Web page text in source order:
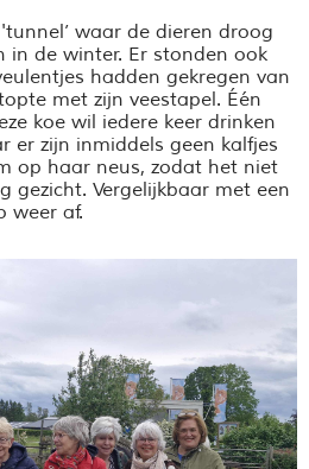
waar de dieren droog
in de winter. Er stonden ook
hadden gekregen van
met zijn veestapel. Één
koe wil iedere keer drinken
er zijn inmiddels geen kalfjes
op haar neus, zodat het niet
gezicht. Vergelijkbaar met een
weer af.